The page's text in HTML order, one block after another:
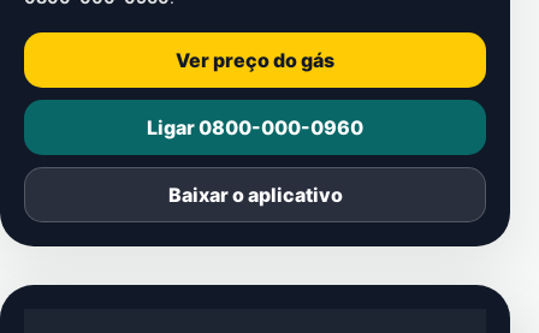
Ver preço do gás
Ligar 0800-000-0960
Baixar o aplicativo